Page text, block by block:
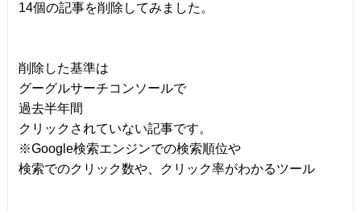
14個の記事を削除してみました。
削除した基準は
グーグルサーチコンソールで
過去半年間
クリックされていない記事です。
※Google検索エンジンでの検索順位や
検索でのクリック数や、クリック率がわかるツール